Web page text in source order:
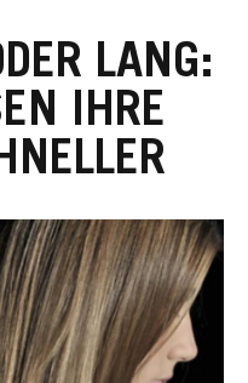
LANG:
IHRE